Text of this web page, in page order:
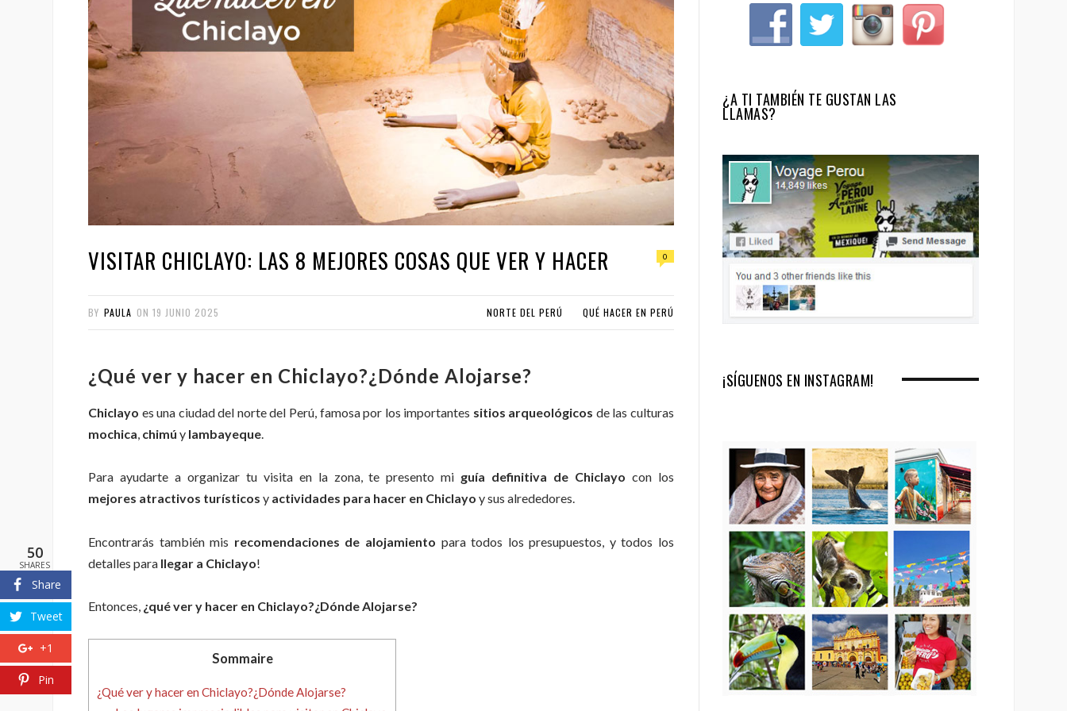
VISITAR CHICLAYO: LAS 8 MEJORES COSAS QUE VER Y HACER 0
BY PAULA ON 19 JUNIO 2025 NORTE DEL PERÚ QUÉ HACER EN PERÚ
¿Qué ver y hacer en Chiclayo?¿Dónde Alojarse?
Chiclayo es una ciudad del norte del Perú, famosa por los importantes sitios arqueológicos de las culturas
mochica, chimú y lambayeque.
Para ayudarte a organizar tu visita en la zona, te presento mi guía definitiva de Chiclayo con los
mejores atractivos turísticos y actividades para hacer en Chiclayo y sus alrededores.
Encontrarás también mis recomendaciones de alojamiento para todos los presupuestos, y todos los
detalles para llegar a Chiclayo!
Entonces, ¿qué ver y hacer en Chiclayo?¿Dónde Alojarse?
Sommaire
¿Qué ver y hacer en Chiclayo?¿Dónde Alojarse?
¿A TI TAMBIÉN TE GUSTAN LAS
LLAMAS?
¡SÍGUENOS EN INSTAGRAM!
50
SHARES
Share
Tweet
+1
Pin